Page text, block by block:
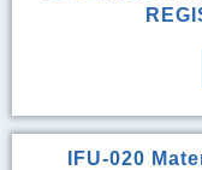
IFU-020